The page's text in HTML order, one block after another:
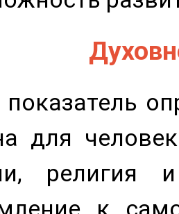
показатель
для
религия